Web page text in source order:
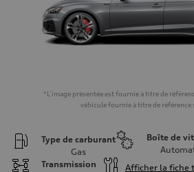
*L’image présentée est fournie à titre de
véhicule fournie à titre de référence
Type de carburant
Gas
Boîte de
Transmission
Afficher la fiche